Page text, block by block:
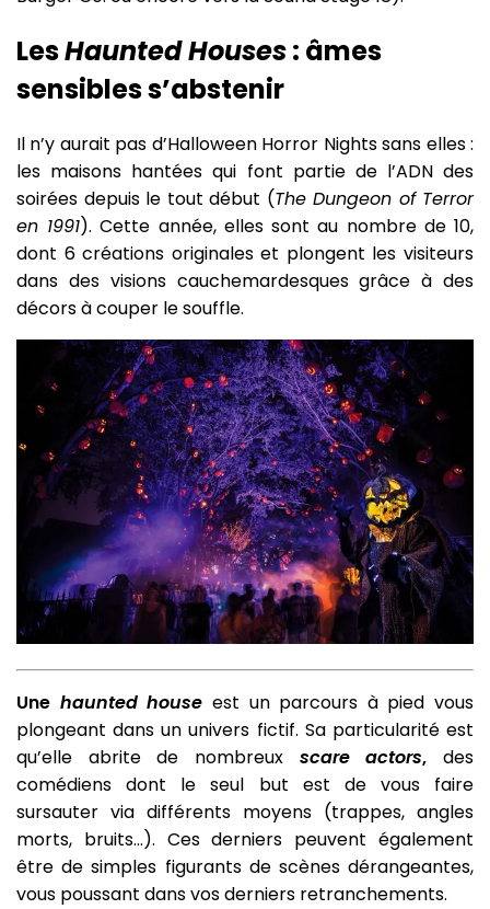
LesHaunted Houses: âmes
sensibles s’abstenir
Il n’y aurait pas d’Halloween Horror Nights sans elles :
les maisons hantées qui font partie de l’ADN des
soirées depuis le tout début (The Dungeon of Terror
en 1991). Cette année, elles sont au nombre de 10,
dont 6 créations originales et plongent les visiteurs
dans des visions cauchemardesques grâce à des
décors à couper le souffle.
Une haunted house est un parcours à pied vous
plongeant dans un univers fictif. Sa particularité est
qu’elle abrite de nombreux scare actors, des
comédiens dont le seul but est de vous faire
sursauter via différents moyens (trappes, angles
morts, bruits…). Ces derniers peuvent également
être de simples figurants de scènes dérangeantes,
vous poussant dans vos derniers retranchements.